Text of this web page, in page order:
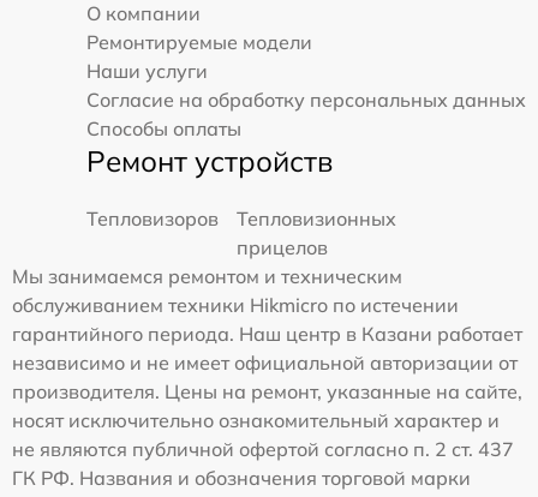
О компании
Ремонтируемые модели
Наши услуги
Согласие на обработку персональных данных
Способы оплаты
Ремонт устройств
Тепловизоров
Тепловизионных
прицелов
Мы занимаемся ремонтом и техническим
обслуживанием техники Hikmicro по истечении
гарантийного периода. Наш центр в Казани работает
независимо и не имеет официальной авторизации от
производителя. Цены на ремонт, указанные на сайте,
носят исключительно ознакомительный характер и
не являются публичной офертой согласно п. 2 ст. 437
ГК РФ. Названия и обозначения торговой марки